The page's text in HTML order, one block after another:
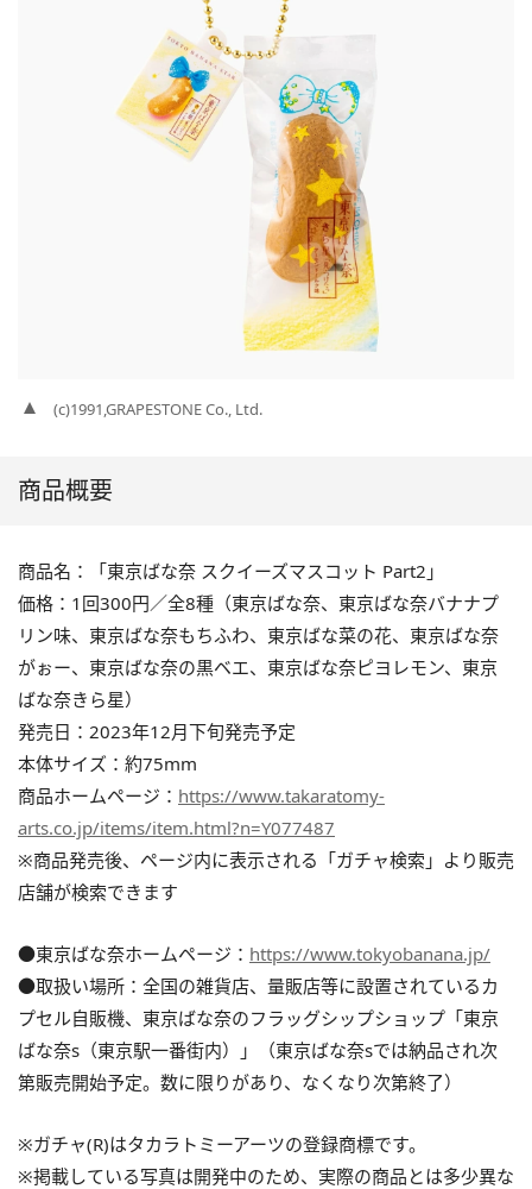
(c)1991,GRAPESTONE Co., Ltd.
商品概要
商品名：「東京ばな奈 スクイーズマスコット Part2」
価格：1回300円／全8種（東京ばな奈、東京ばな奈バナナプ
リン味、東京ばな奈もちふわ、東京ばな菜の花、東京ばな奈
がぉー、東京ばな奈の黒ベエ、東京ばな奈ピヨレモン、東京
ばな奈きら星）
発売日：2023年12月下旬発売予定
本体サイズ：約75mm
商品ホームページ： https://www.takaratomy-
arts.co.jp/items/item.html?n=Y077487
※商品発売後、ページ内に表示される「ガチャ検索」より販売
店舗が検索できます
●東京ばな奈ホームページ： https://www.tokyobanana.jp/
●取扱い場所：全国の雑貨店、量販店等に設置されているカ
プセル自販機、東京ばな奈のフラッグシップショップ「東京
ばな奈s（東京駅一番街内）」（東京ばな奈sでは納品され次
第販売開始予定。数に限りがあり、なくなり次第終了）
※ガチャ(R)はタカラトミーアーツの登録商標です。
※掲載している写真は開発中のため、実際の商品とは多少異な